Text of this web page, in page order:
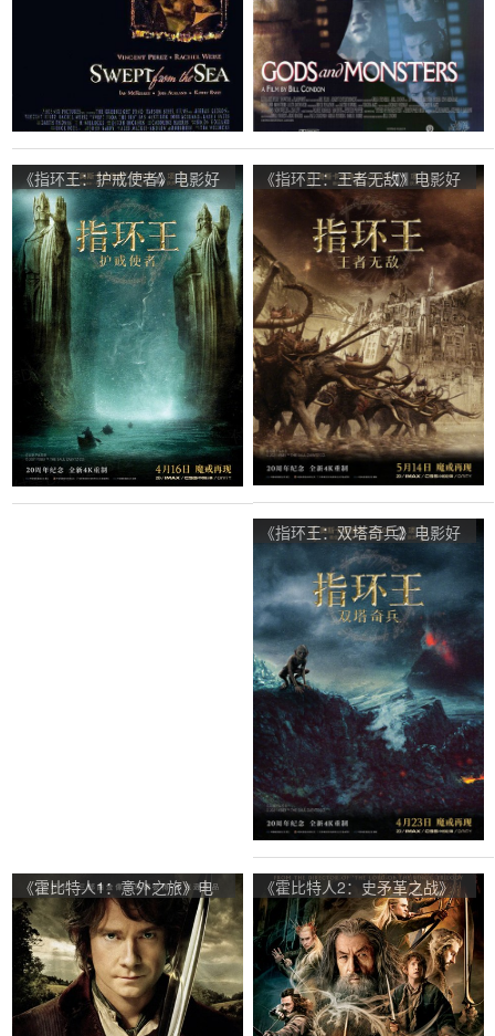
《指环王：护戒使者》电影好
看吗？指环王：护戒使者影评
及简介
《指环王：王者无敌》电影好
看吗？指环王：王者无敌影评
及简介
《指环王：双塔奇兵》电影好
看吗？指环王：双塔奇兵影评
及简介
《霍比特人1：意外之旅》电
影好看吗？霍比特人1：意外
之旅影评及简介
《霍比特人2：史矛革之战》
电影好看吗？霍比特人2：史
矛革之战影评及简介